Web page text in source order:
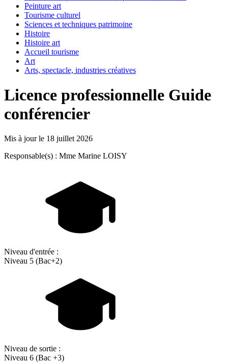
Peinture art
Tourisme culturel
Sciences et techniques patrimoine
Histoire
Histoire art
Accueil tourisme
Art
Arts, spectacle, industries créatives
Licence professionnelle Guide
conférencier
Mis à jour le 18 juillet 2026
Responsable(s) : Mme Marine LOISY
Niveau d'entrée :
Niveau 5 (Bac+2)
Niveau de sortie :
Niveau 6 (Bac +3)